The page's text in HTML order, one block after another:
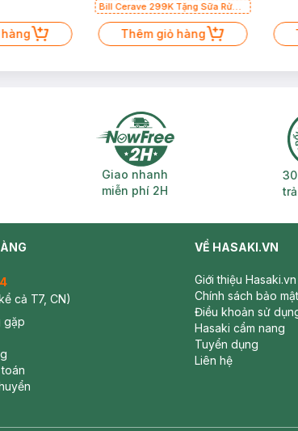
Bill Cerave 299K Tặng Sữa Rửa
Mặt Cerave 30ml (SL có hạn)
Thêm giỏ hàng
khi nhận hàng Giao nhanh miễn phí 2H
Giao nhanh
miễn phí 2H
cả T7, CN)
gặp
VỀ HASAKI.VN
Giới thiệu Hasaki.vn
Chính sách bảo mật
Điều khoản sử
Hasaki cẩm nang
Tuyển dụng
Liên hệ